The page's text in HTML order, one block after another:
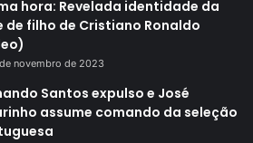
hora: Revelada identidade da
de filho de Cristiano Ronaldo
novembro de 2023
Santos expulso e José
assume comando da seleção